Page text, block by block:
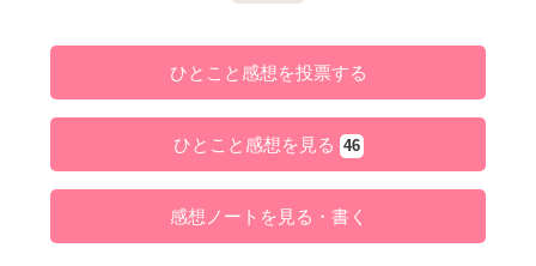
ひとこと感想を投票する
ひとこと感想を見る 46
感想ノートを見る・書く